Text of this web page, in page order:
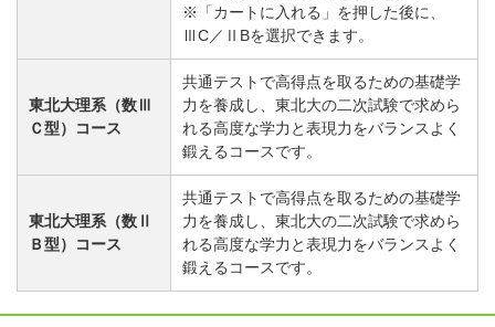
※「カートに入れる」を押した後に、
ⅢC／ⅡBを選択できます。
東北大理系（数Ⅲ
Ｃ型）コース
共通テストで高得点を取るための基礎学
力を養成し、東北大の二次試験で求めら
れる高度な学力と表現力をバランスよく
鍛えるコースです。
東北大理系（数Ⅱ
Ｂ型）コース
共通テストで高得点を取るための基礎学
力を養成し、東北大の二次試験で求めら
れる高度な学力と表現力をバランスよく
鍛えるコースです。